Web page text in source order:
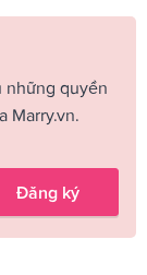
những quyền
Marry.vn.
Đăng ký